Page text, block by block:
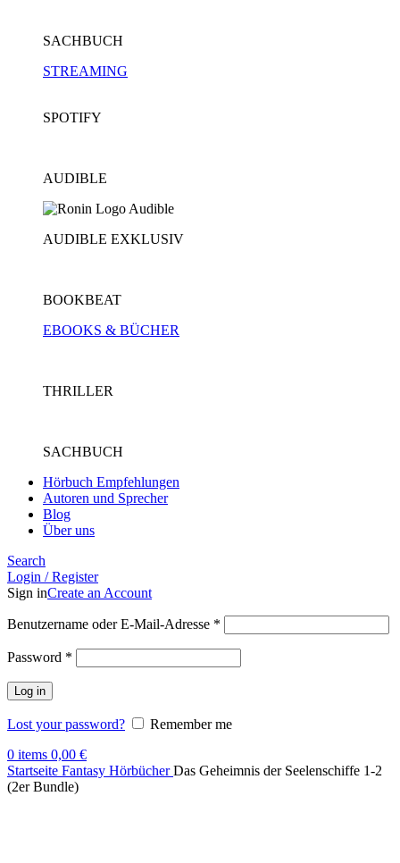
SACHBUCH
STREAMING
SPOTIFY
AUDIBLE
AUDIBLE EXKLUSIV
BOOKBEAT
EBOOKS & BÜCHER
THRILLER
SACHBUCH
Hörbuch Empfehlungen
Autoren und Sprecher
Blog
Über uns
Search
Login / Register
Sign inCreate an Account
Benutzername oder E-Mail-Adresse *
Password *
Log in
Lost your password?
Remember me
0 items 0,00 €
Startseite Fantasy HörbücherDas Geheimnis der Seelenschiffe 1-2
(2er Bundle)